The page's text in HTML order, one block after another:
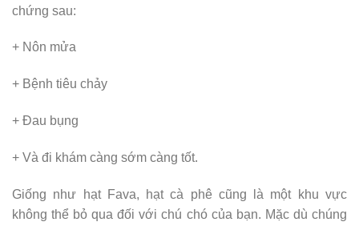
chứng sau:
+ Nôn mửa
+ Bệnh tiêu chảy
+ Đau bụng
+ Và đi khám càng sớm càng tốt.
Giống như hạt Fava, hạt cà phê cũng là một khu vực
không thể bỏ qua đối với chú chó của bạn. Mặc dù chúng